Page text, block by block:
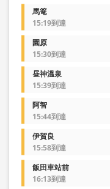
馬篭
15:19到達
園原
15:30到達
昼神溫泉
15:39到達
阿智
15:44到達
伊賀良
15:58到達
飯田車站前
16:13到達